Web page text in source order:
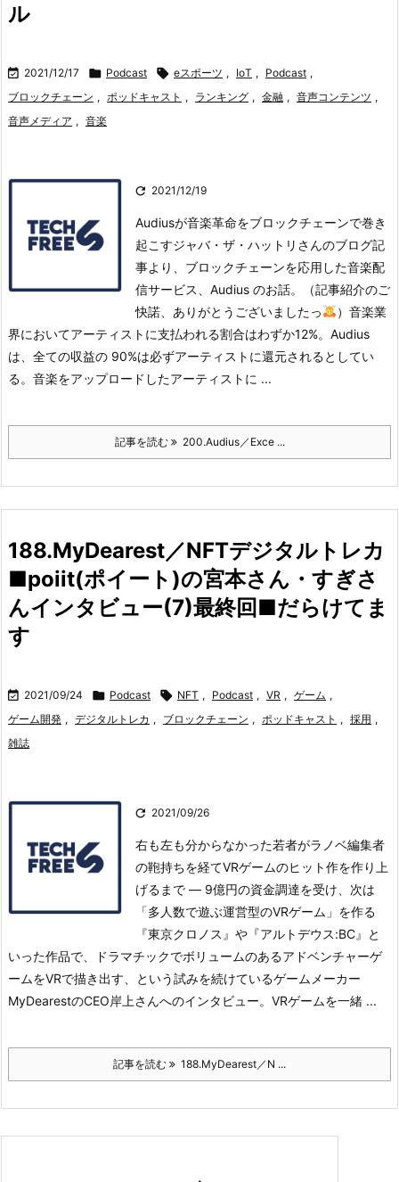
ル
 2021/12/17  Podcast  eスポーツ , IoT , Podcast ,
ブロックチェーン , ポッドキャスト , ランキング , 金融 , 音声コンテンツ ,
音声メディア , 音楽
 2021/12/19
Audiusが音楽革命をブロックチェーンで巻き
起こすジャバ・ザ・ハットリさんのブログ記
事より、ブロックチェーンを応用した音楽配
信サービス、Audius のお話。（記事紹介のご
快諾、ありがとうございましたっ
） 音楽業
界においてアーティストに支払われる割合はわずか12%。Audius
は、全ての収益の 90%は必ずアーティストに還元されるとしてい
る。 音楽をアップロードしたアーティストに ...
記事を読む 200.Audius／Exce ...
188.MyDearest／NFTデジタルトレカ
■poiit(ポイート)の宮本さん・すぎさ
んインタビュー(7)最終回■だらけてま
す
 2021/09/24  Podcast  NFT , Podcast , VR , ゲーム ,
ゲーム開発 , デジタルトレカ , ブロックチェーン , ポッドキャスト , 採用 ,
雑誌
 2021/09/26
右も左も分からなかった若者がラノベ編集者
の鞄持ちを経てVRゲームのヒット作を作り上
げるまで ― 9億円の資金調達を受け、次は
「多人数で遊ぶ運営型のVRゲーム」を作る
『東京クロノス』や『アルトデウス:BC』と
いった作品で、ドラマチックでボリュームのあるアドベンチャーゲ
ームをVRで描き出す、という試みを続けているゲームメーカー
MyDearestのCEO岸上さんへのインタビュー。 VRゲームを一緒 ...
記事を読む 188.MyDearest／N ...